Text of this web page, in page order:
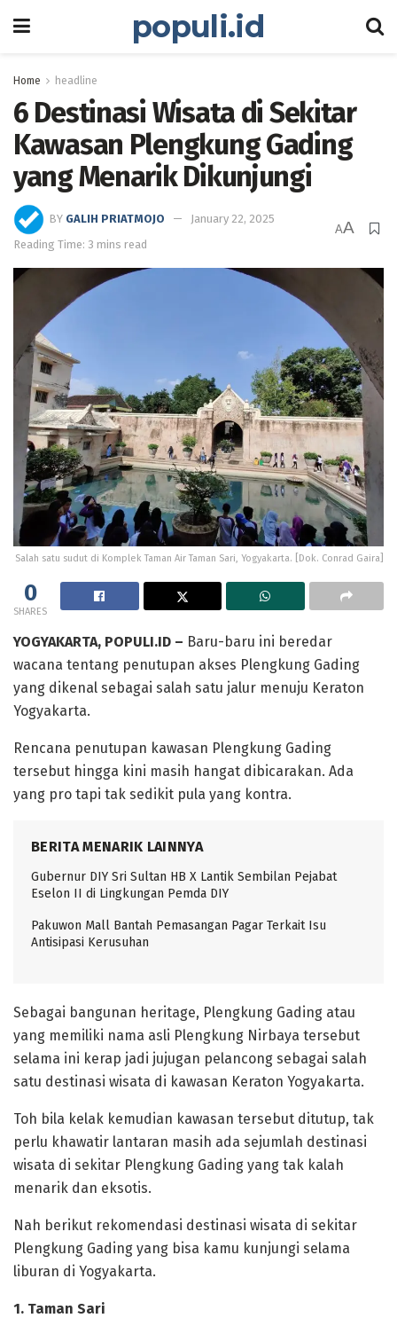
populi.id
Home headline
6 Destinasi Wisata di Sekitar
Kawasan Plengkung Gading
yang Menarik Dikunjungi
BY GALIH PRIATMOJO
January 22, 2025
Reading Time: 3 mins read
AA
Salah satu sudut di Komplek Taman Air Taman Sari, Yogyakarta. [Dok. Conrad Gaira]
0
SHARES
YOGYAKARTA, POPULI.ID – Baru-baru ini beredar
wacana tentang penutupan akses Plengkung Gading
yang dikenal sebagai salah satu jalur menuju Keraton
Yogyakarta.
Rencana penutupan kawasan Plengkung Gading
tersebut hingga kini masih hangat dibicarakan. Ada
yang pro tapi tak sedikit pula yang kontra.
BERITA MENARIK LAINNYA
Gubernur DIY Sri Sultan HB X Lantik Sembilan Pejabat
Eselon II di Lingkungan Pemda DIY
Pakuwon Mall Bantah Pemasangan Pagar Terkait Isu
Antisipasi Kerusuhan
Sebagai bangunan heritage, Plengkung Gading atau
yang memiliki nama asli Plengkung Nirbaya tersebut
selama ini kerap jadi jujugan pelancong sebagai salah
satu destinasi wisata di kawasan Keraton Yogyakarta.
Toh bila kelak kemudian kawasan tersebut ditutup, tak
perlu khawatir lantaran masih ada sejumlah destinasi
wisata di sekitar Plengkung Gading yang tak kalah
menarik dan eksotis.
Nah berikut rekomendasi destinasi wisata di sekitar
Plengkung Gading yang bisa kamu kunjungi selama
liburan di Yogyakarta.
1. Taman Sari